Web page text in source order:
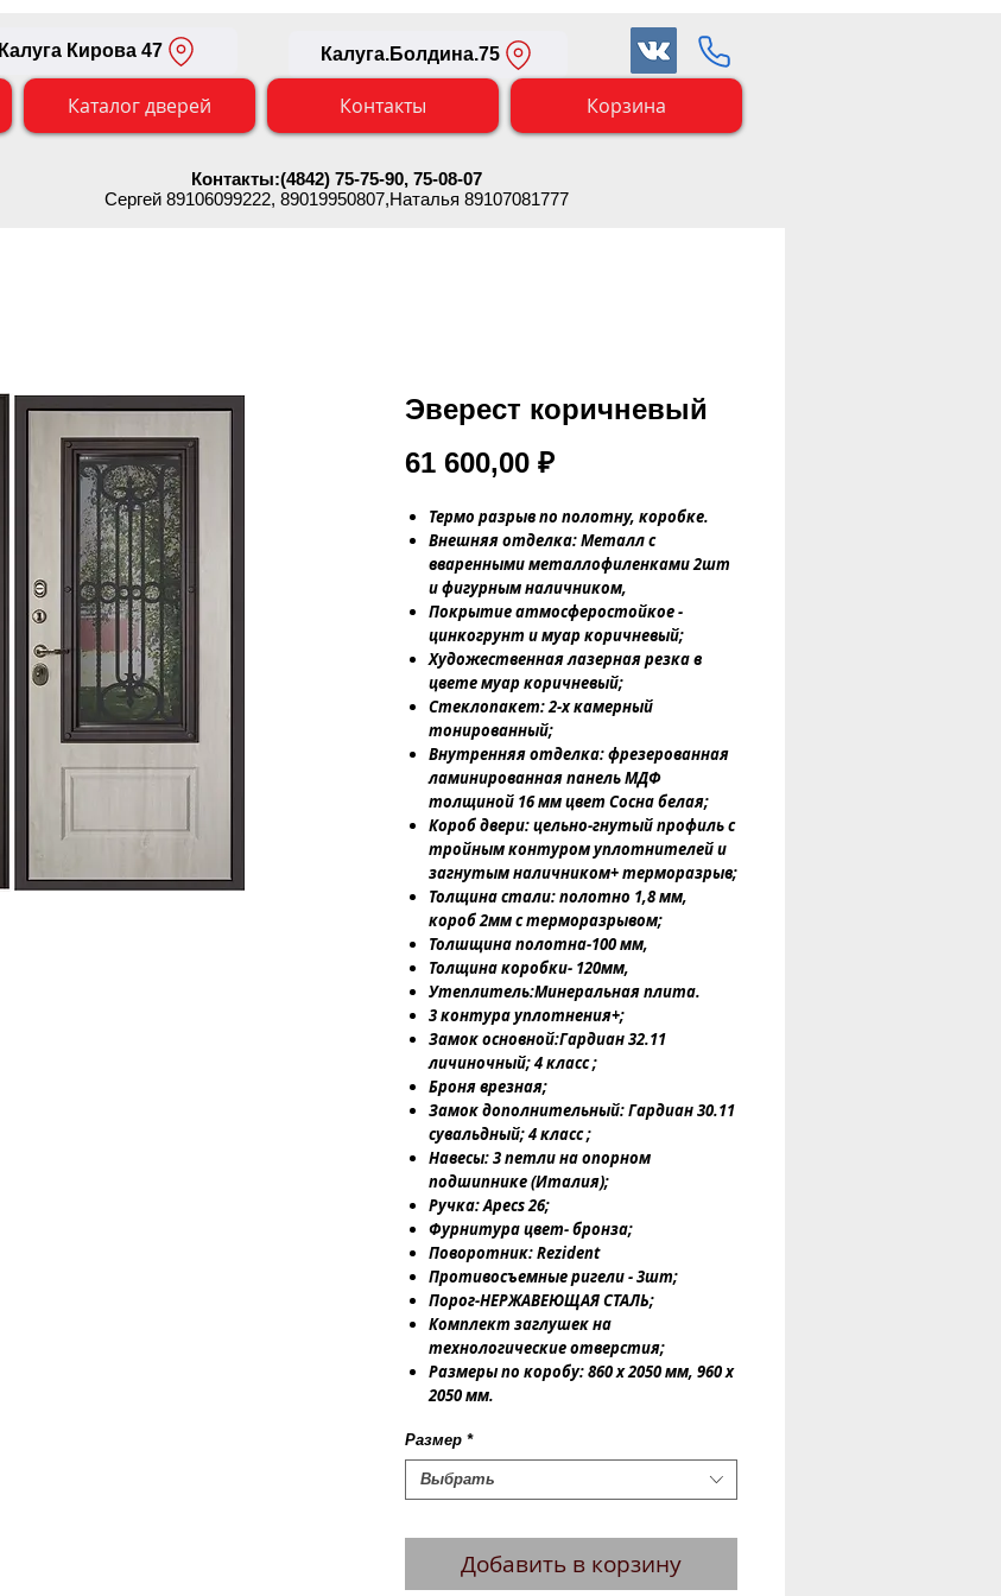
Калуга Кирова 47 Калуга.Болдина.75
Каталог дверей Контакты Корзина
Контакты:(4842) 75-75-90, 75-08-07
Сергей 89106099222, 89019950807,Наталья 89107081777
Эверест коричневый
61 600,00 ₽Цена
Термо разрыв по полотну, коробке.
Внешняя отделка: Металл с
вваренными металлофиленками 2шт
и фигурным наличником,
Покрытие атмосферостойкое -
цинкогрунт и муар коричневый;
Художественная лазерная резка в
цвете муар коричневый;
Стеклопакет: 2-х камерный
тонированный;
Внутренняя отделка: фрезерованная
ламинированная панель МДФ
толщиной 16 мм цвет Сосна белая;
Короб двери: цельно-гнутый профиль с
тройным контуром уплотнителей и
загнутым наличником+ терморазрыв;
Толщина стали: полотно 1,8 мм,
короб 2мм с терморазрывом;
Толшщина полотна-100 мм,
Толщина коробки- 120мм,
Утеплитель:Минеральная плита.
3 контура уплотнения+;
Замок основной:Гардиан 32.11
личиночный; 4 класс ;
Броня врезная;
Замок дополнительный: Гардиан 30.11
сувальдный; 4 класс ;
Навесы: 3 петли на опорном
подшипнике (Италия);
Ручка: Apecs 26;
Фурнитура цвет- бронза;
Поворотник: Rezident
Противосъемные ригели - 3шт;
Порог-НЕРЖАВЕЮЩАЯ СТАЛЬ;
Комплект заглушек на
технологические отверстия;
Размеры по коробу: 860 x 2050 мм, 960 x
2050 мм.
Размер *
Выбрать
Добавить в корзину